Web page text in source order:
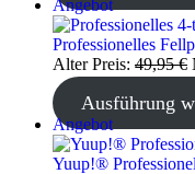
Angebot
im
Angebot
Professionelles
Alter Preis: 49,95€
Ausführung
AngebotProdukt
im
Angebot
Yuup!®